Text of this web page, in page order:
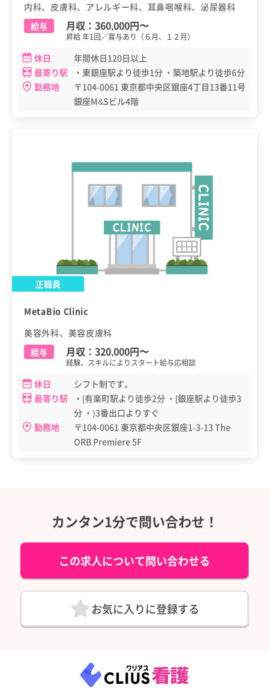
内科、皮膚科、アレルギー科、耳鼻咽喉科、泌尿器科
給与
月収： 360,000円〜
昇給 年1回／賞与あり（６月、１２月）
休日
年間休日120日以上
最寄り駅
・東銀座駅より徒歩1分 ・築地駅より徒歩6分
勤務地
〒104-0061 東京都中央区銀座4丁目13番11号
銀座M&Sビル4階
正職員
MetaBio Clinic
美容外科、美容皮膚科
給与
月収： 320,000円〜
経験、スキルによりスタート給与応相談
休日
シフト制です。
最寄り駅
・[有楽町駅より徒歩2分 ・[銀座駅より徒歩3
分 ・)3番出口よりすぐ
勤務地
〒104-0061 東京都中央区銀座1-3-13 The
ORB Premiere 5F
カンタン1分で問い合わせ！
この求人について問い合わせる
お気に入りに登録する